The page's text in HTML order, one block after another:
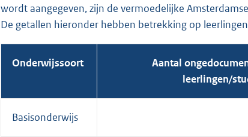
wordt aangegeven, zijn de vermoedelijke
De getallen hieronder hebben betrekking op
Onderwijssoort
Aantal
leerlingen/
Basisonderwijs